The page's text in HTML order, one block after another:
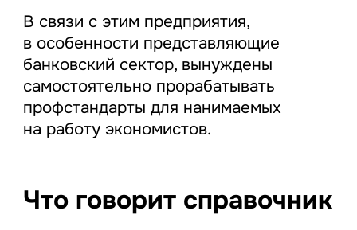
В связи с этим предприятия,
в особенности представляющие
банковский сектор, вынуждены
самостоятельно прорабатывать
профстандарты для нанимаемых
на работу экономистов.
Что говорит справочник